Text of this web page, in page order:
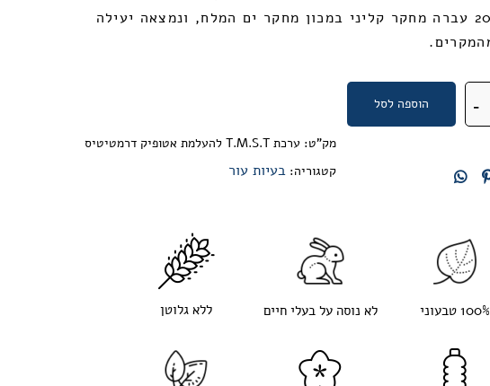
ובשנת 2013 עברה מחקר קליני במכון מחקר ים המלח, ונמצאה יעילה
- הוספה לסל
מק"ט: ערכת T.M.S.T להעלמת אטופיק דרמטיטיס
קטגוריה: בעיות עור
100% טבעוני לא נוסה על בעלי חיים ללא גלוטן